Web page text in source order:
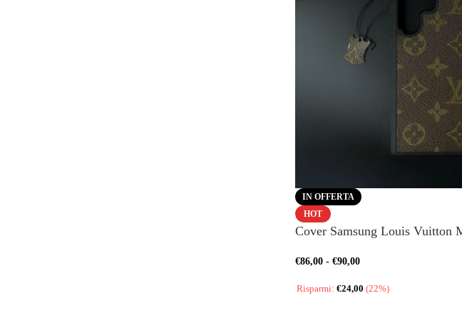
IN OFFERTA
HOT
Cover Samsung Louis Vuitton
€86,00 - €90,00
Risparmi: €24,00 (22%)